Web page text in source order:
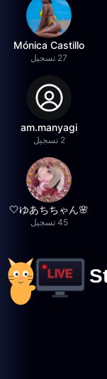
Mónica Castillo
27 تسجيل
am.manyagi
2 تسجيل
🌸ゆあちちゃん🤍
45 تسجيل